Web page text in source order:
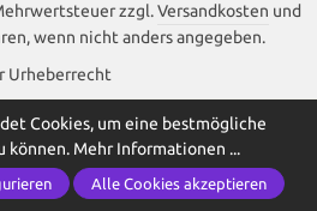
zzgl.Versandkosten und
wenn nicht anders angegeben.
Urheberrecht
Cookies, um eine bestmögliche
können. Mehr Informationen ...
Alle Cookies akzeptieren